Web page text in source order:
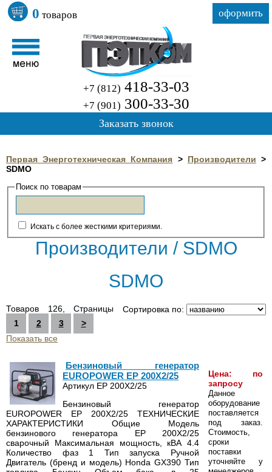
0 товаров оформить
+7 (812) 418-33-03
+7 (901) 300-33-30
Заказать звонок
Первая Энерготехническая Компания > Производители >
SDMO
Поиск по товарам
Искать с более жесткими критериями.
Производители / SDMO
SDMO
Сортировка по:
Товаров 126, Страницы
1
2 3
>
Показать все
Цена: по
запросу
Данное
оборудование
поставляется
под заказ.
Стоимость,
сроки
поставки
уточняйте у
Бензиновый генератор
EUROPOWER EP 200X2/25
Артикул EP 200X2/25
Бензиновый генератор
EUROPOWER EP 200X2/25 ТЕХНИЧЕСКИЕ
ХАРАКТЕРИСТИКИ Общие Модель
бензинового генератора EP 200X2/25
сварочный Максимальная мощность, кВА 4.4
Количество фаз 1 Тип запуска Ручной
Двигатель (бренд и модель) Honda GX390 Тип